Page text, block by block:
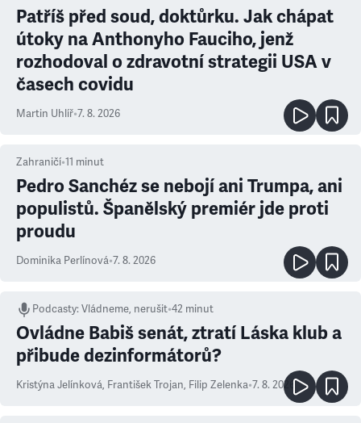
Patříš před soud, doktůrku. Jak chápat
útoky na Anthonyho Fauciho, jenž
rozhodoval o zdravotní strategii USA v
časech covidu
Martin Uhlíř•7. 8. 2026
Zahraničí•11 minut
Pedro Sanchéz se nebojí ani Trumpa, ani
populistů. Španělský premiér jde proti
proudu
Dominika Perlínová•7. 8. 2026
Podcasty:Vládneme, nerušit•42 minut
Ovládne Babiš senát, ztratí Láska klub a
přibude dezinformátorů?
Kristýna Jelínková, František Trojan, Filip Zelenka•7. 8. 2026